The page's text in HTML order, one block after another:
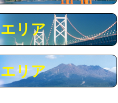
16,500円
現場見積
格です。
リア
リア